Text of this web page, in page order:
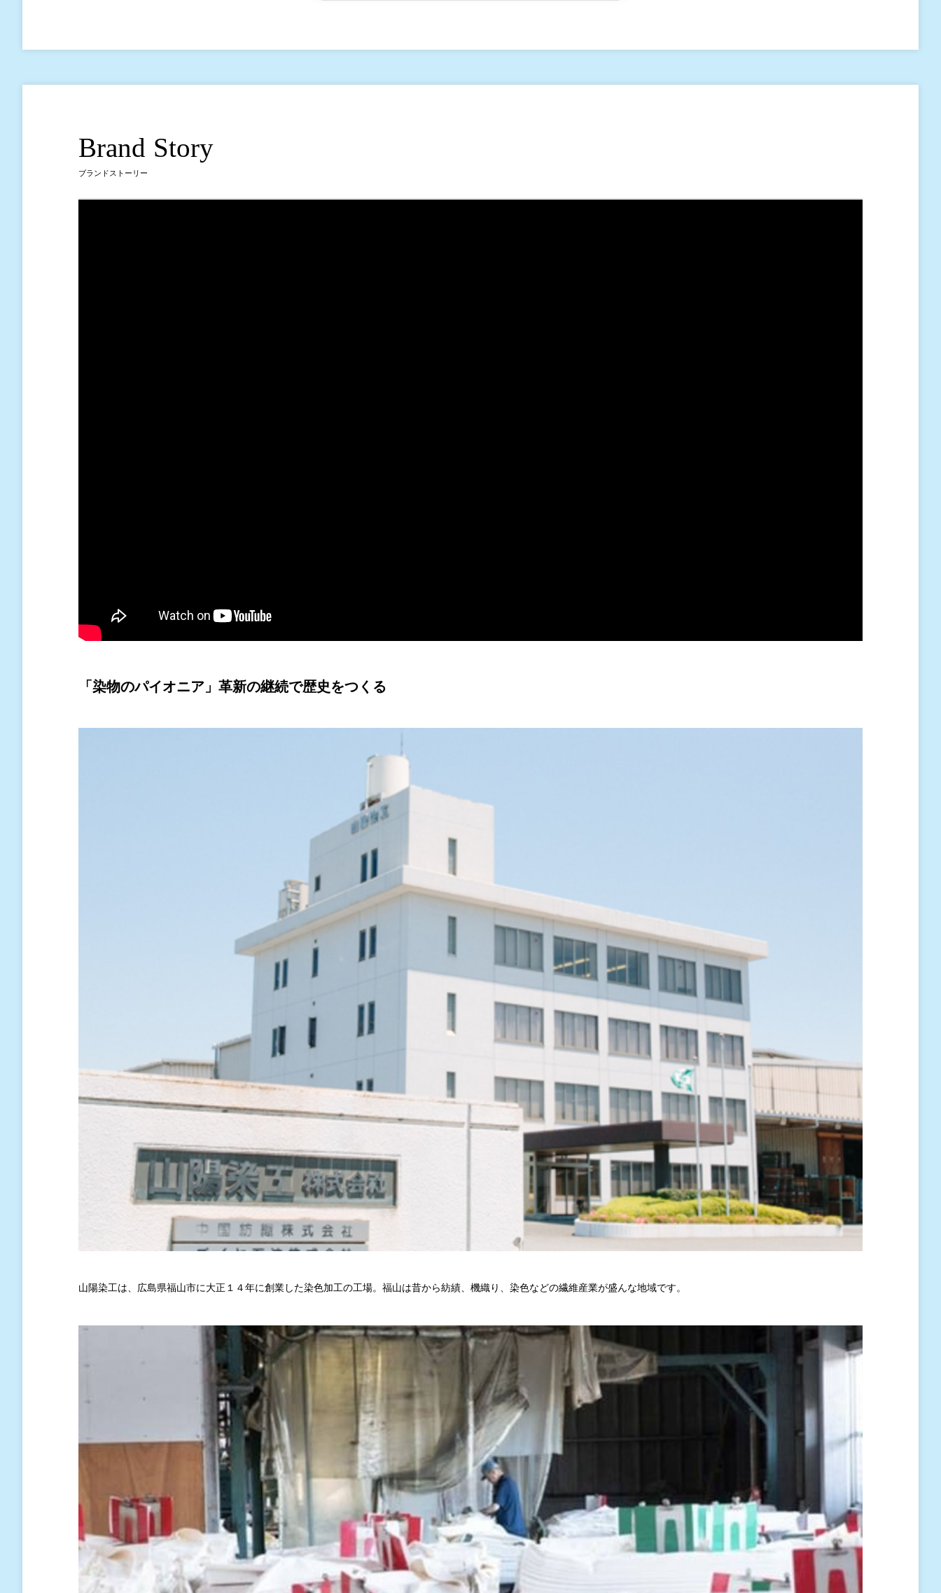
Brand Story
ブランドストーリー
「染物のパイオニア」革新の継続で歴史をつくる
山陽染工は、広島県福山市に大正１４年に創業した染色加工の工場。福山は昔から紡績、機織り、染色などの繊維産業が盛んな地域です。